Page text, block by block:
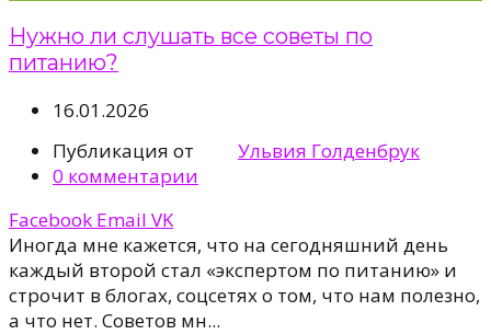
Нужно ли слушать все советы по
питанию?
16.01.2026
Публикация от
Ульвия Голденбрук
0 комментарии
Facebook Email VK
Иногда мне кажется, что на сегодняшний день
каждый второй стал «экспертом по питанию» и
строчит в блогах, соцсетях о том, что нам полезно,
а что нет. Советов мн...